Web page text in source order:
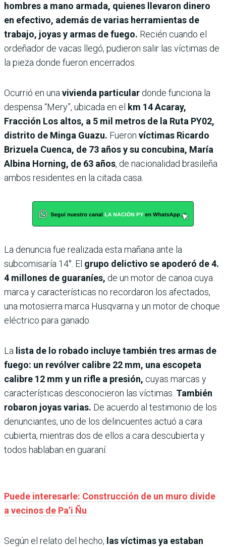
hombres a mano armada, quienes llevaron dinero
en efectivo, además de varias herramientas de
trabajo, joyas y armas de fuego. Recién cuando el
ordeñador de vacas llegó, pudieron salir las víctimas de
la pieza donde fueron encerrados.
Ocurrió en una vivienda particular donde funciona la
despensa “Mery”, ubicada en el km 14 Acaray,
Fracción Los altos, a 5 mil metros de la Ruta PY02,
distrito de Minga Guazu. Fueron víctimas Ricardo
Brizuela Cuenca, de 73 años y su concubina, María
Albina Horning, de 63 años, de nacionalidad brasileña
ambos residentes en la citada casa.
La denuncia fue realizada esta mañana ante la
subcomisaría 14°. El grupo delictivo se apoderó de 4.
4 millones de guaraníes, de un motor de canoa cuya
marca y características no recordaron los afectados,
una motosierra marca Husqvarna y un motor de choque
eléctrico para ganado.
La lista de lo robado incluye también tres armas de
fuego: un revólver calibre 22 mm, una escopeta
calibre 12 mm y un rifle a presión, cuyas marcas y
características desconocieron las víctimas. También
robaron joyas varias. De acuerdo al testimonio de los
denunciantes, uno de los delincuentes actuó a cara
cubierta, mientras dos de ellos a cara descubierta y
todos hablaban en guaraní.
Puede interesarle: Construcción de un muro divide
a vecinos de Pa’i Ñu
Según el relato del hecho, las víctimas ya estaban